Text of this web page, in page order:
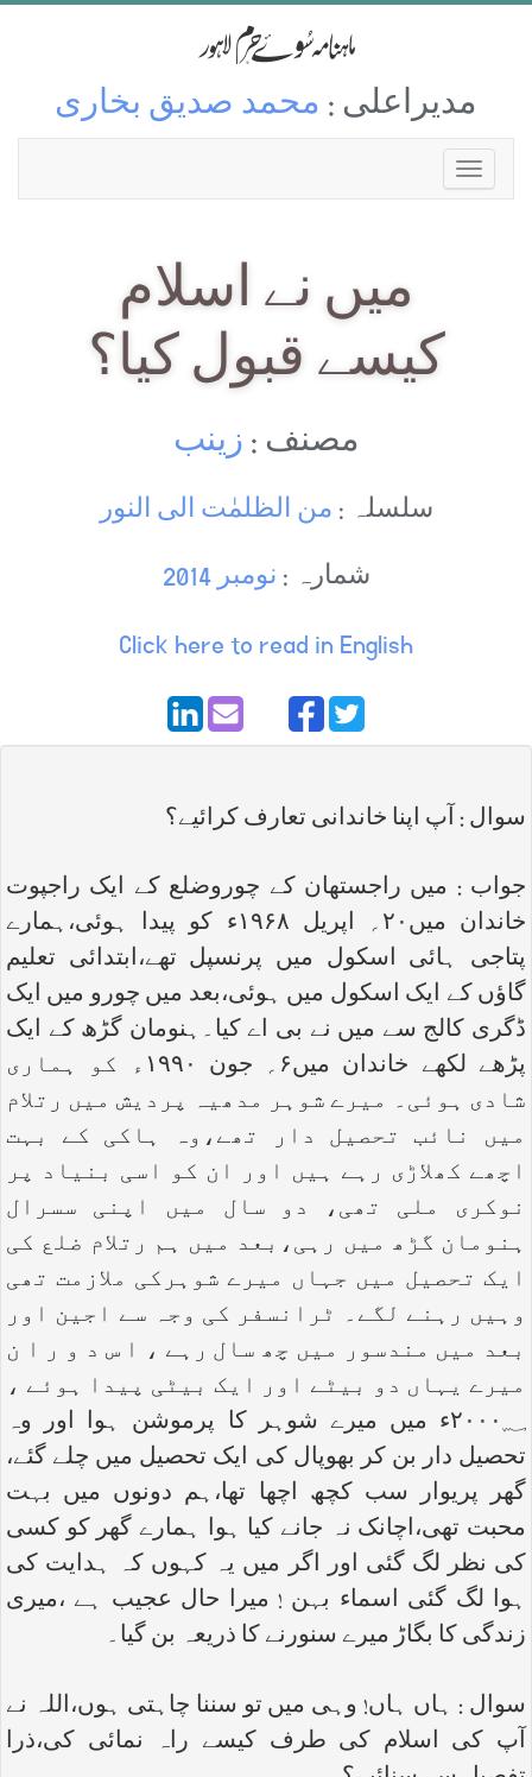
مدیراعلی : محمد صدیق بخاری
میں نے اسلام
کیسے قبول کیا؟
مصنف : زینب
سلسلہ : من الظلمٰت الی النور
شمارہ : نومبر 2014
Click here to read in English
سوال : آپ اپنا خاندانی تعارف کرائیے؟
جواب : میں راجستھان کے چوروضلع کے ایک راجپوت
خاندان میں۲۰؍ اپریل ۱۹۶۸ء کو پیدا ہوئی،ہمارے
پتاجی ہائی اسکول میں پرنسپل تھے،ابتدائی تعلیم
گاؤں کے ایک اسکول میں ہوئی،بعد میں چورو میں ایک
ڈگری کالج سے میں نے بی اے کیا۔ہنومان گڑھ کے ایک
پڑھے لکھے خاندان میں۶؍ جون ۱۹۹۰ء کو ہماری
شادی ہوئی۔ میرے شوہر مدھیہ پردیش میں رتلام
میں نائب تحصیل دار تھے،وہ ہاکی کے بہت
اچھے کھلاڑی رہے ہیں اور ان کو اسی بنیاد پر
نوکری ملی تھی، دو سال میں اپنی سسرال
ہنومان گڑھ میں رہی،بعد میں ہم رتلام ضلع کی
ایک تحصیل میں جہاں میرے شوہرکی ملازمت تھی
وہیں رہنے لگے۔ ٹرانسفر کی وجہ سے اجین اور
بعد میں مندسور میں چھ سال رہے ، ا س د و ر ا ن
میرے یہاں دو بیٹے اور ایک بیٹی پیدا ہوئے ،
۲۰۰۰؁ء میں میرے شوہر کا پرموشن ہوا اور وہ
تحصیل دار بن کر بھوپال کی ایک تحصیل میں چلے گئے،
گھر پریوار سب کچھ اچھا تھا،ہم دونوں میں بہت
محبت تھی،اچانک نہ جانے کیا ہوا ہمارے گھر کو کسی
کی نظر لگ گئی اور اگر میں یہ کہوں کہ ہدایت کی
ہوا لگ گئی اسماء بہن ! میرا حال عجیب ہے ،میری
زندگی کا بگاڑ میرے سنورنے کا ذریعہ بن گیا۔
سوال : ہاں ہاں! وہی میں تو سننا چاہتی ہوں،اللہ نے
آپ کی اسلام کی طرف کیسے راہ نمائی کی،ذرا